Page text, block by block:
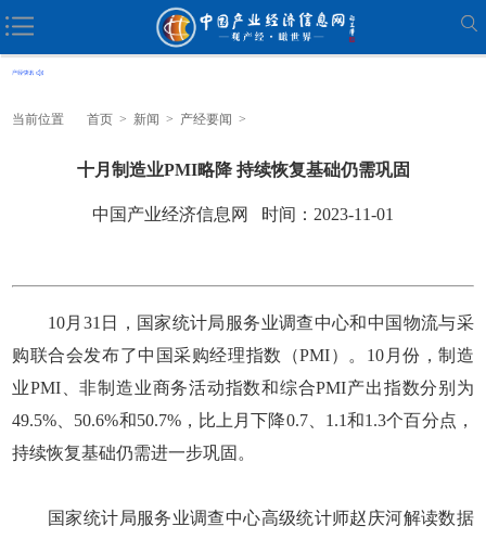
当前位置 首页 > 新闻 > 产经要闻 >
十月制造业PMI略降 持续恢复基础仍需巩固
中国产业经济信息网 时间：2023-11-01
10月31日，国家统计局服务业调查中心和中国物流与采
购联合会发布了中国采购经理指数（PMI）。10月份，制造
业PMI、非制造业商务活动指数和综合PMI产出指数分别为
49.5%、50.6%和50.7%，比上月下降0.7、1.1和1.3个百分点，
持续恢复基础仍需进一步巩固。
国家统计局服务业调查中心高级统计师赵庆河解读数据